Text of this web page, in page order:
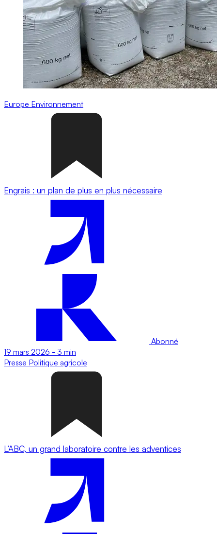
Europe Environnement
Engrais : un plan de plus en plus nécessaire
Abonné
19 mars 2026 - 3 min
Presse Politique agricole
L’ABC, un grand laboratoire contre les adventices